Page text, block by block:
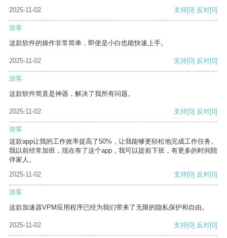
2025-11-02
支持[0] 反对[0]
游客
这款软件的操作非常简单，即使是小白也能快速上手。
2025-11-02 支持[0] 反对[0]
游客
这款软件简直是神器，解决了我所有问题。
2025-11-02 支持[0] 反对[0]
游客
这款app让我的工作效率提高了50%，让我能够更轻松地完成工作任务。
我以前经常加班，现在有了这个app，我可以提前下班，有更多的时间陪
伴家人。
2025-11-02
支持[0] 反对[0]
游客
这款加速器VPM应用程序已经为我们带来了无限的隐私保护和自由。
2025-11-02 支持[0] 反对[0]